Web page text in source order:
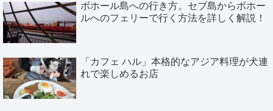
ボホール島への行き方。セブ島からボホー
ルへのフェリーで行く方法を詳しく解説！
「カフェ ハル」本格的なアジア料理が犬連
れで楽しめるお店